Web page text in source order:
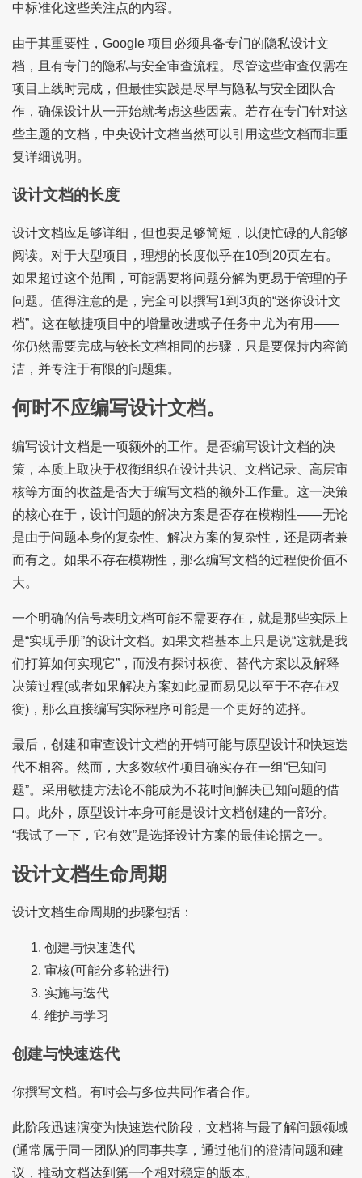
中标准化这些关注点的内容。
由于其重要性，Google 项目必须具备专门的隐私设计文
档，且有专门的隐私与安全审查流程。尽管这些审查仅需在
项目上线时完成，但最佳实践是尽早与隐私与安全团队合
作，确保设计从一开始就考虑这些因素。若存在专门针对这
些主题的文档，中央设计文档当然可以引用这些文档而非重
复详细说明。
设计文档的长度
设计文档应足够详细，但也要足够简短，以便忙碌的人能够
阅读。对于大型项目，理想的长度似乎在10到20页左右。
如果超过这个范围，可能需要将问题分解为更易于管理的子
问题。值得注意的是，完全可以撰写1到3页的“迷你设计文
档”。这在敏捷项目中的增量改进或子任务中尤为有用——
你仍然需要完成与较长文档相同的步骤，只是要保持内容简
洁，并专注于有限的问题集。
何时不应编写设计文档。
编写设计文档是一项额外的工作。是否编写设计文档的决
策，本质上取决于权衡组织在设计共识、文档记录、高层审
核等方面的收益是否大于编写文档的额外工作量。这一决策
的核心在于，设计问题的解决方案是否存在模糊性——无论
是由于问题本身的复杂性、解决方案的复杂性，还是两者兼
而有之。如果不存在模糊性，那么编写文档的过程便价值不
大。
一个明确的信号表明文档可能不需要存在，就是那些实际上
是“实现手册”的设计文档。如果文档基本上只是说“这就是我
们打算如何实现它”，而没有探讨权衡、替代方案以及解释
决策过程(或者如果解决方案如此显而易见以至于不存在权
衡)，那么直接编写实际程序可能是一个更好的选择。
最后，创建和审查设计文档的开销可能与原型设计和快速迭
代不相容。然而，大多数软件项目确实存在一组“已知问
题”。采用敏捷方法论不能成为不花时间解决已知问题的借
口。此外，原型设计本身可能是设计文档创建的一部分。
“我试了一下，它有效”是选择设计方案的最佳论据之一。
设计文档生命周期
设计文档生命周期的步骤包括：
创建与快速迭代
审核(可能分多轮进行)
实施与迭代
维护与学习
创建与快速迭代
你撰写文档。有时会与多位共同作者合作。
此阶段迅速演变为快速迭代阶段，文档将与最了解问题领域
(通常属于同一团队)的同事共享，通过他们的澄清问题和建
议，推动文档达到第一个相对稳定的版本。